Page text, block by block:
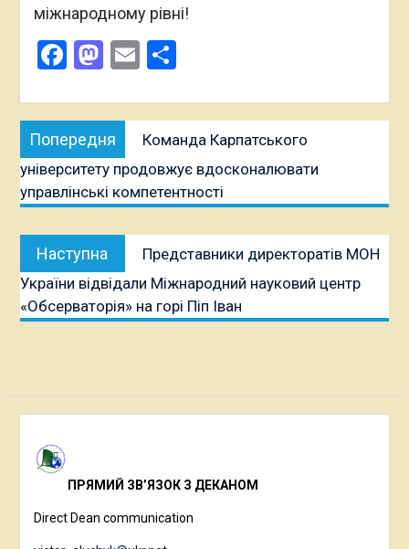
міжнародному рівні!
Facebook
Mastodon
EmailПоділитися
Навігація
записів
Попередня
публікація:
Команда Карпатського
університету продовжує вдосконалювати
управлінські компетентності
Наступна
публікація:
Представники директоратів МОН
України відвідали Міжнародний науковий центр
«Обсерваторія» на горі Піп Іван
ПРЯМИЙ ЗВ’ЯЗОК З ДЕКАНОМ
Direct Dean communication